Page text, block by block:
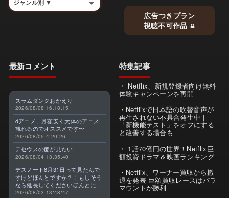
広告つきプラン
視聴不可作品
最新コメント
スラムダンクおかえり
2026/08/08 16:18:15
dアニメ、月額安く大体のアニメ
観れるのでオススメです〜
2026/08/05 4:20:26
テセウスの船が見たい
2026/08/04 13:35:40
デスノート8月31日って見たんで
すけどほんとですか？！もしそう
なら延長してくださいほんとに大
好きなんです😭
2026/08/03 13:48:47
特集記事
Netflix、新規登録者向け無料
体験キャンペーンを再開
Netflixで日本語の吹替音声が
再生されない不具合発生中｜
「新機能テスト」をオフにする
と改善する場合も
1話70億円の世界！Netflix巨
額投資ドラマ＆映画ランキング
Netflix、ワーナー買収から撤
退を発表 巨額買収レースはパラ
マウントが勝利